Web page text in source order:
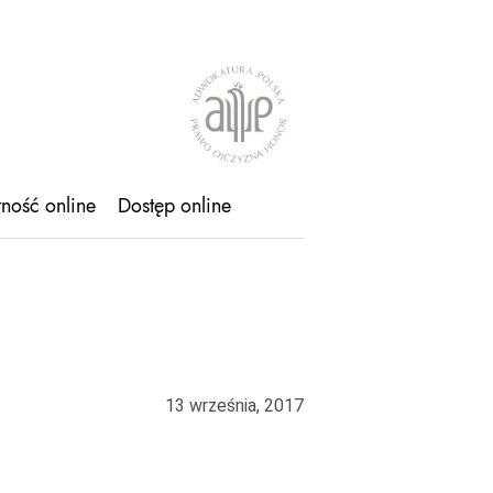
online Dostęp online
13 września, 2017